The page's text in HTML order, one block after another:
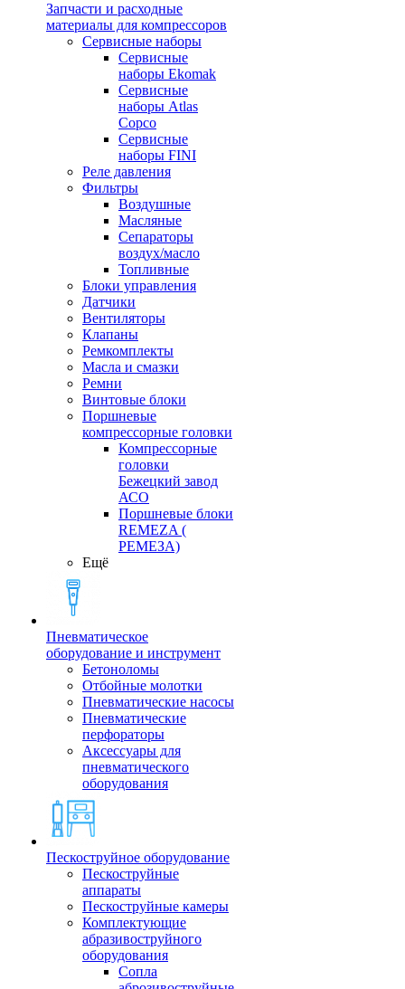
Запчасти и расходные
материалы для компрессоров
Cервисные наборы
Сервисные
наборы Ekomak
Cервисные
наборы Atlas
Copco
Сервисные
наборы FINI
Реле давления
Фильтры
Воздушные
Масляные
Сепараторы
воздух/масло
Топливные
Блоки управления
Датчики
Вентиляторы
Клапаны
Ремкомплекты
Масла и смазки
Ремни
Винтовые блоки
Поршневые
компрессорные головки
Компрессорные
головки
Бежецкий завод
АСО
Поршневые блоки
REMEZA (
РЕМЕЗА)
Ещё
Пневматическое
оборудование и инструмент
Бетоноломы
Отбойные молотки
Пневматические насосы
Пневматические
перфораторы
Аксессуары для
пневматического
оборудования
Пескоструйное оборудование
Пескоструйные
аппараты
Пескоструйные камеры
Комплектующие
абразивоструйного
оборудования
Сопла